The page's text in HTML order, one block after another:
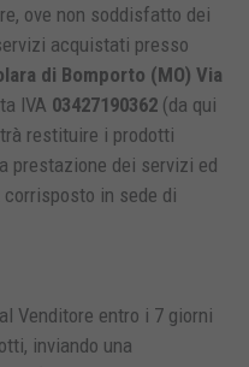
ove non soddisfatto dei
acquistati presso
di Bomporto (MO) Via
IVA 03427190362 (da qui
restituire i prodotti
prestazione dei servizi ed
in sede di
Venditore entro i 7 giorni
inviando una